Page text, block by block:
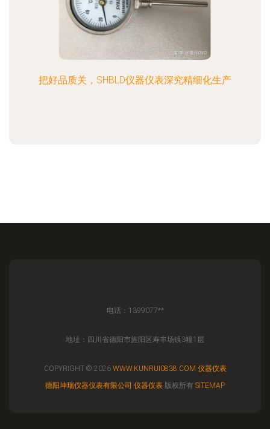
把好品质关，SHBLD仪器仪表深究精细化生产
电话：1399077**
地址：四川省德阳市旌阳区寿丰场镇3幢1层
COPYRIGHT © 2026 WWW.KUNRUI0838.COM 仪器仪表
德阳坤瑞仪器仪表有限公司 仪器仪表 版权所有 SITEMAP